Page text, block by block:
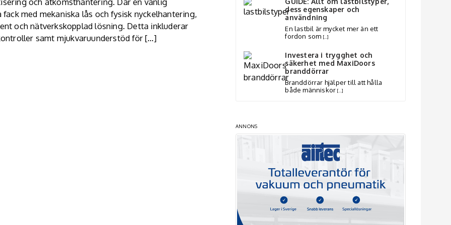
med mekaniska lås och fysisk nyckelhantering,
och nätverkskopplad lösning. Detta inkluderar
samt mjukvaruunderstöd för […]
dess egenskaper och
användning
En lastbil är mycket mer än ett
fordon som […]
Investera i trygghet och
säkerhet med MaxiDoors
branddörrar
Branddörrar hjälper till att hålla
både människor[…]
ANNONS